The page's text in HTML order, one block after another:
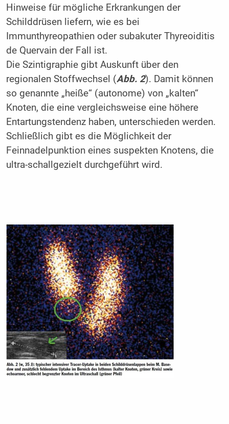
Hinweise für mögliche Erkrankungen der
Schilddrüsen liefern, wie es bei
Immunthyreopathien oder subakuter Thyreoiditis
de Quervain der Fall ist.
Die Szintigraphie gibt Auskunft über den
regionalen Stoffwechsel (Abb. 2). Damit können
so genannte „heiße“ (autonome) von „kalten“
Knoten, die eine vergleichsweise eine höhere
Entartungstendenz haben, unterschieden werden.
Schließlich gibt es die Möglichkeit der
Feinnadelpunktion eines suspekten Knotens, die
ultra-schallgezielt durchgeführt wird.